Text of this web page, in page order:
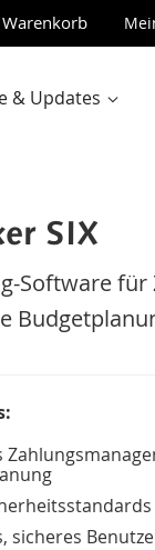
& Updates
SIX
Software
sicheres